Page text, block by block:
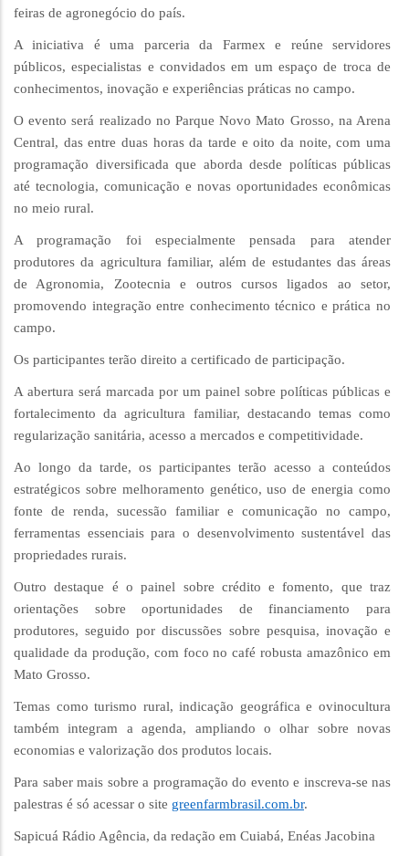
feiras de agronegócio do país.
A iniciativa é uma parceria da Farmex e reúne servidores
públicos, especialistas e convidados em um espaço de troca de
conhecimentos, inovação e experiências práticas no campo.
O evento será realizado no Parque Novo Mato Grosso, na Arena
Central, das entre duas horas da tarde e oito da noite, com uma
programação diversificada que aborda desde políticas públicas
até tecnologia, comunicação e novas oportunidades econômicas
no meio rural.
A programação foi especialmente pensada para atender
produtores da agricultura familiar, além de estudantes das áreas
de Agronomia, Zootecnia e outros cursos ligados ao setor,
promovendo integração entre conhecimento técnico e prática no
campo.
Os participantes terão direito a certificado de participação.
A abertura será marcada por um painel sobre políticas públicas e
fortalecimento da agricultura familiar, destacando temas como
regularização sanitária, acesso a mercados e competitividade.
Ao longo da tarde, os participantes terão acesso a conteúdos
estratégicos sobre melhoramento genético, uso de energia como
fonte de renda, sucessão familiar e comunicação no campo,
ferramentas essenciais para o desenvolvimento sustentável das
propriedades rurais.
Outro destaque é o painel sobre crédito e fomento, que traz
orientações sobre oportunidades de financiamento para
produtores, seguido por discussões sobre pesquisa, inovação e
qualidade da produção, com foco no café robusta amazônico em
Mato Grosso.
Temas como turismo rural, indicação geográfica e ovinocultura
também integram a agenda, ampliando o olhar sobre novas
economias e valorização dos produtos locais.
Para saber mais sobre a programação do evento e inscreva-se nas
palestras é só acessar o site greenfarmbrasil.com.br.
Sapicuá Rádio Agência, da redação em Cuiabá, Enéas Jacobina